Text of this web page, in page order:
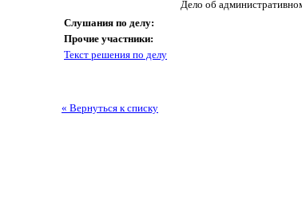
Дело об
Слушания по делу:
Прочие участники:
Текст решения по делу
« Вернуться к списку